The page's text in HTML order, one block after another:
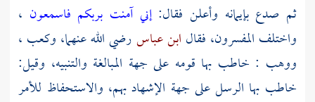
ثم صدع بإيمانه وأعلن فقال:إني آمنت بربكم فاسمعون ،
واختلف المفسرون، فقال ابن عباسرضي الله عنهما، وكعب ،
ووهب : خاطب بها قومه على جهة المبالغة والتنبيه، وقيل:
خاطب بها الرسل على جهة الإشهاد بهم، والاستحفاظ للأمر